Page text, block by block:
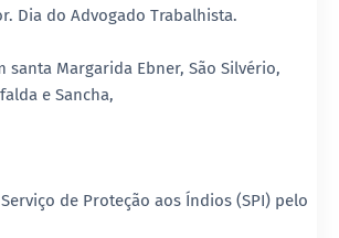
Dia do Advogado Trabalhista.
santa Margarida Ebner, São Silvério,
e Sancha,
de Proteção aos Índios (SPI) pelo